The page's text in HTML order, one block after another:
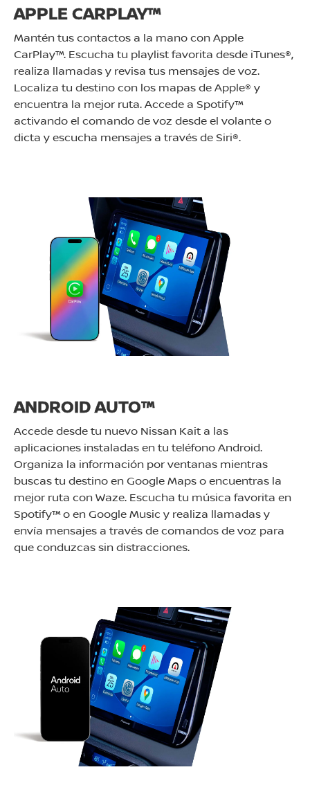
APPLE CARPLAY™
Mantén tus contactos a la mano con Apple
CarPlay™. Escucha tu playlist favorita desde iTunes®,
realiza llamadas y revisa tus mensajes de voz.
Localiza tu destino con los mapas de Apple® y
encuentra la mejor ruta. Accede a Spotify™
activando el comando de voz desde el volante o
dicta y escucha mensajes a través de Siri®.
ANDROID AUTO™
Accede desde tu nuevo Nissan Kait a las
aplicaciones instaladas en tu teléfono Android.
Organiza la información por ventanas mientras
buscas tu destino en Google Maps o encuentras la
mejor ruta con Waze. Escucha tu música favorita en
Spotify™ o en Google Music y realiza llamadas y
envía mensajes a través de comandos de voz para
que conduzcas sin distracciones.